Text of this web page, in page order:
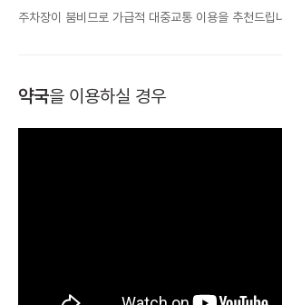
주차장이 붐비므로 가급적 대중교통 이용을 추천드립
약국을 이용하실 경우